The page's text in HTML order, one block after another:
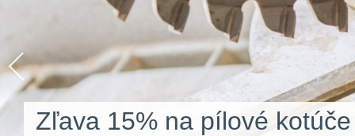
Zľava 15% na pílové kotúče